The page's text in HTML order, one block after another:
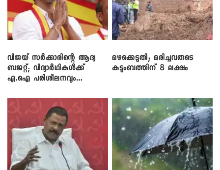
വിജയ് സർക്കാരിന്റെ ആദ്യ
ബജറ്റ്; വിദ്യാർഥികൾക്ക്
എ.ഐ പരിശീലനവും
മഴക്കെടുതി; മരിച്ചവരുടെ
കുടുംബത്തിന് 8 ലക്ഷം